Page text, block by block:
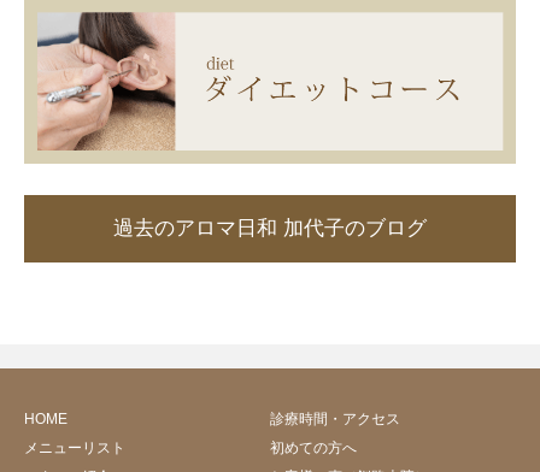
過去のアロマ日和 加代子のブログ
HOME
診療時間・アクセス
メニューリスト
初めての方へ